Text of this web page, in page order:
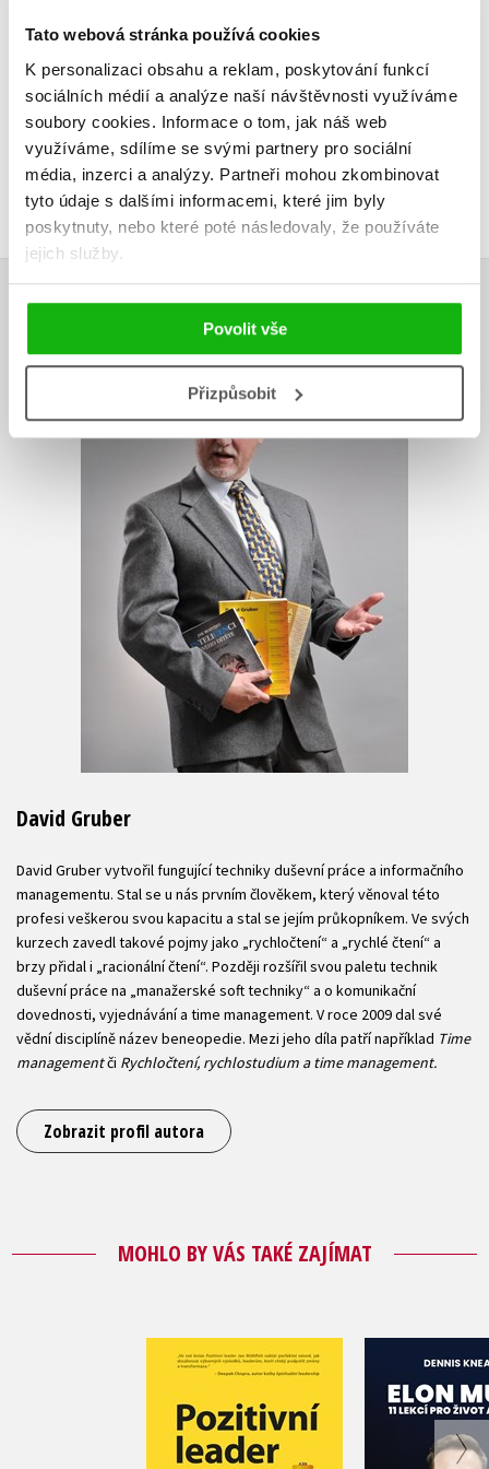
Tato webová stránka používá cookies
K personalizaci obsahu a reklam, poskytování funkcí
sociálních médií a analýze naší návštěvnosti využíváme
soubory cookies. Informace o tom, jak náš web
využíváme, sdílíme se svými partnery pro sociální
média, inzerci a analýzy. Partneři mohou zkombinovat
tyto údaje s dalšími informacemi, které jim byly
poskytnuty, nebo které poté následovaly, že používáte
jejich služby.
Povolit vše
Přizpůsobit
V současné době nejsou vytvořena žádná uživatelská hodnocení.
Vaše hodnocení
Uživatelskou recenzi mohou vkládat pouze registrovaní uživatelé
Přihlásit
AUTOR KNIHY
David Gruber
David Gruber vytvořil fungující techniky duševní práce a informačního
managementu. Stal se u nás prvním člověkem, který věnoval této
profesi veškerou svou kapacitu a stal se jejím průkopníkem. Ve svých
kurzech zavedl takové pojmy jako „rychločtení“ a „rychlé čtení“ a
brzy přidal i „racionální čtení“. Později rozšířil svou paletu technik
duševní práce na „manažerské soft techniky“ a o komunikační
dovednosti, vyjednávání a time management. V roce 2009 dal své
vědní disciplíně název beneopedie. Mezi jeho díla patří například Time
managementči Rychločtení, rychlostudium a time management.
Zobrazit profil autora
MOHLO BY VÁS TAKÉ ZAJÍMAT
Pozitivní leader
Jan Mühlfeit
Elon
pro život
Dennis